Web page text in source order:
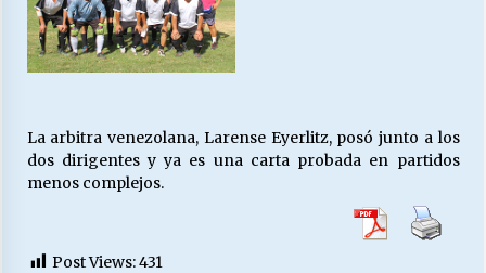
La arbitra venezolana, Larense Eyerlitz, posó junto a los
dos dirigentes y ya es una carta probada en partidos
menos complejos.
Post Views:431